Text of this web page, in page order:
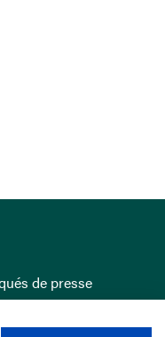
de presse